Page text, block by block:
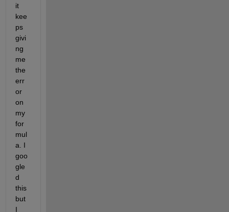
it
kee
ps
givi
ng
me
the
err
or
on
my
for
mul
a. I
goo
gle
d
this
but
I